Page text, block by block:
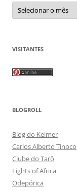
Arquivos
VISITANTES
BLOGROLL
Blog do Kelmer
Carlos Alberto Tinoco
Clube do Tarô
Lights of Africa
Odepórica